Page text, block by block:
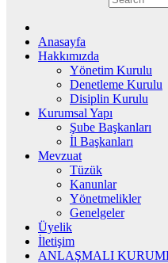
Anasayfa
Hakkımızda
Yönetim Kurulu
Denetleme Kurulu
Disiplin Kurulu
Kurumsal Yapı
Şube Başkanları
İl Başkanları
Mevzuat
Tüzük
Kanunlar
Yönetmelikler
Genelgeler
Üyelik
İletişim
ANLAŞMALI